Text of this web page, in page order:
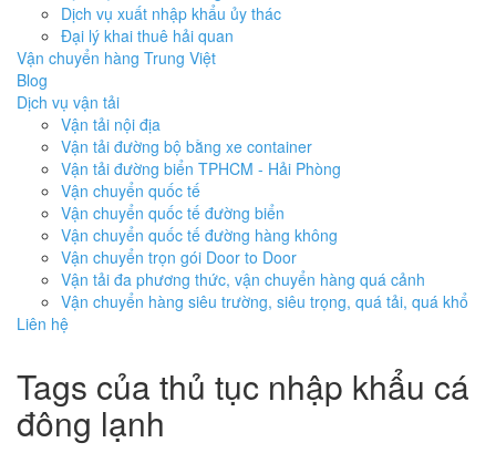
Dịch vụ xuất nhập khẩu ủy thác
Đại lý khai thuê hải quan
Vận chuyển hàng Trung Việt
Blog
Dịch vụ vận tải
Vận tải nội địa
Vận tải đường bộ bằng xe container
Vận tải đường biển TPHCM - Hải Phòng
Vận chuyển quốc tế
Vận chuyển quốc tế đường biển
Vận chuyển quốc tế đường hàng không
Vận chuyển trọn gói Door to Door
Vận tải đa phương thức, vận chuyển hàng quá cảnh
Vận chuyển hàng siêu trường, siêu trọng, quá tải, quá khổ
Liên hệ
Tags của thủ tục nhập khẩu cá
đông lạnh